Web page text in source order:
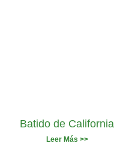
Batido de California
Leer Más >>